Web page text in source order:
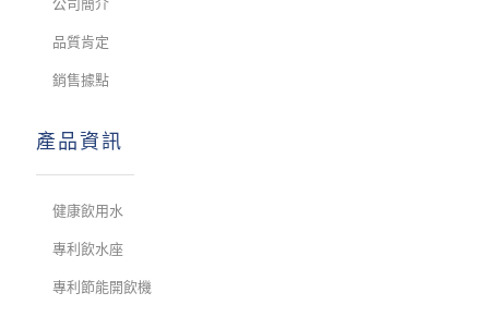
公司簡介
品質肯定
銷售據點
產品資訊
健康飲用水
專利飲水座
專利節能開飲機